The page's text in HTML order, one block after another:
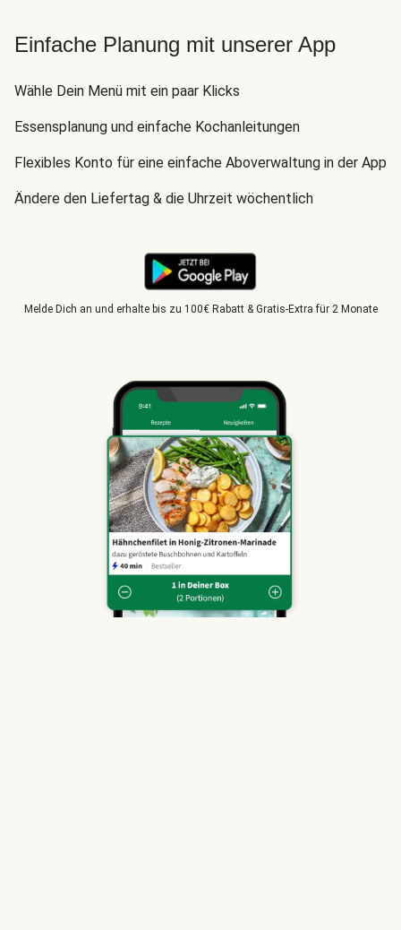
Einfache Planung mit unserer App
Wähle Dein Menü mit ein paar Klicks
Essensplanung und einfache Kochanleitungen
Flexibles Konto für eine einfache Aboverwaltung in der App
Ändere den Liefertag & die Uhrzeit wöchentlich
Melde Dich an und erhalte bis zu 100€ Rabatt & Gratis-Extra für 2 Monate